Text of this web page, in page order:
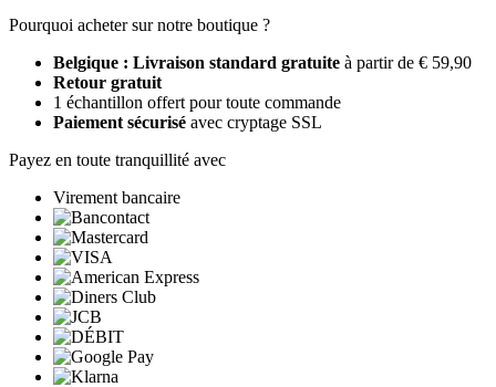
Pourquoi acheter sur notre boutique ?
Belgique : Livraison standard gratuite à partir de € 59,90
Retour gratuit
1 échantillon offert pour toute commande
Paiement sécurisé avec cryptage SSL
Payez en toute tranquillité avec
Virement bancaire